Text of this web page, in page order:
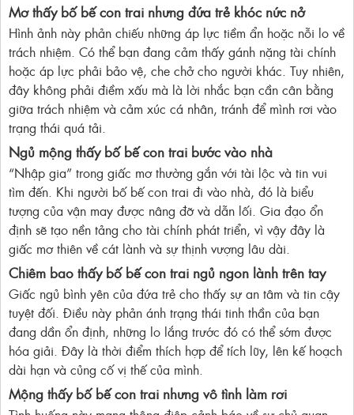
Mơ thấy bố bế con trai nhưng đứa trẻ khóc nức nở
Hình ảnh này phản chiếu những áp lực tiềm ẩn hoặc nỗi lo về
trách nhiệm. Có thể bạn đang cảm thấy gánh nặng tài chính
hoặc áp lực phải bảo vệ, che chở cho người khác. Tuy nhiên,
đây không phải điềm xấu mà là lời nhắc bạn cần cân bằng
giữa trách nhiệm và cảm xúc cá nhân, tránh để mình rơi vào
trạng thái quá tải.
Ngủ mộng thấy bố bế con trai bước vào nhà
“Nhập gia” trong giấc mơ thường gắn với tài lộc và tin vui
tìm đến. Khi người bố bế con trai đi vào nhà, đó là biểu
tượng của vận may được nâng đỡ và dẫn lối. Gia đạo ổn
định sẽ tạo nền tảng cho tài chính phát triển, vì vậy đây là
giấc mơ thiên về cát lành và sự thịnh vượng lâu dài.
Chiêm bao thấy bố bế con trai ngủ ngon lành trên tay
Giấc ngủ bình yên của đứa trẻ cho thấy sự an tâm và tin cậy
tuyệt đối. Điều này phản ánh trạng thái tinh thần của bạn
đang dần ổn định, những lo lắng trước đó có thể sớm được
hóa giải. Đây là thời điểm thích hợp để tích lũy, lên kế hoạch
dài hạn và củng cố vị thế của mình.
Mộng thấy bố bế con trai nhưng vô tình làm rơi